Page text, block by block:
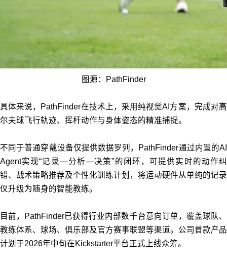
图源：PathFinder
具体来说，PathFinder在技术上，采用纯视觉AI方案，完成对高
尔夫球飞行轨迹、挥杆动作与身体姿态的精准捕捉。
不同于普通穿戴设备仅提供数据罗列，PathFinder通过内置的AI
Agent实现“记录—分析—决策”的闭环，可提供实时的动作纠
错、战术策略推荐及个性化训练计划，将运动硬件从单纯的记录
仪升级为随身的智能教练。
目前，PathFinder已获得行业内部数千台意向订单，覆盖球队、
教练体系、球场、俱乐部及官方赛事联盟等渠道。公司首款产品
计划于2026年中旬在Kickstarter平台正式上线众筹。